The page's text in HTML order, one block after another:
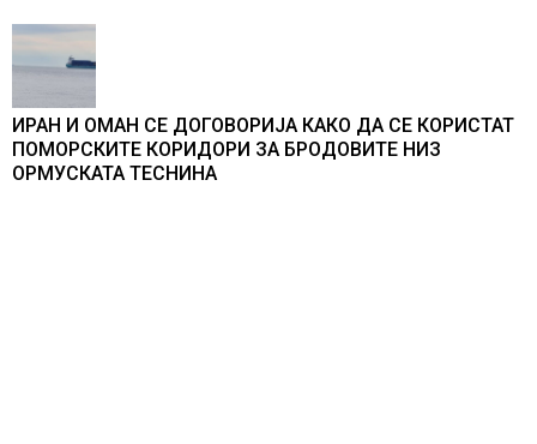
ИРАН И ОМАН СЕ ДОГОВОРИЈА КАКО ДА СЕ КОРИСТАТ
ПОМОРСКИТЕ КОРИДОРИ ЗА БРОДОВИТЕ НИЗ
ОРМУСКАТА ТЕСНИНА